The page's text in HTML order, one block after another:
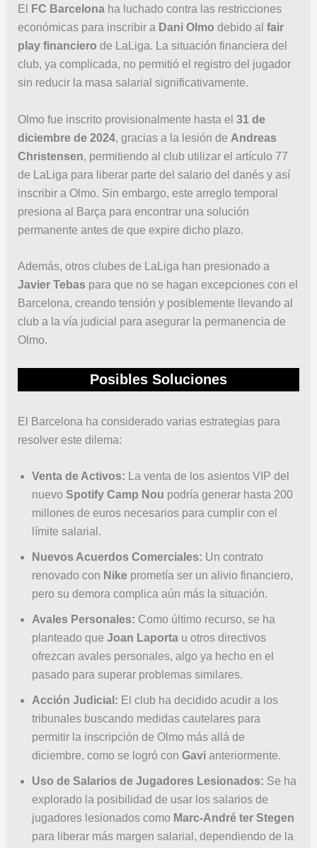
El FC Barcelonaha luchado contra las restricciones
económicas para inscribir a Dani Olmo debido al fair
play financiero de LaLiga. La situación financiera del
club, ya complicada, no permitió el registro del jugador
sin reducir la masa salarial significativamente.
Olmo fue inscrito provisionalmente hasta el 31 de
diciembre de 2024, gracias a la lesión de Andreas
Christensen, permitiendo al club utilizar el artículo 77
de LaLiga para liberar parte del salario del danés y así
inscribir a Olmo. Sin embargo, este arreglo temporal
presiona al Barça para encontrar una solución
permanente antes de que expire dicho plazo.
Además, otros clubes de LaLiga han presionado a
Javier Tebas para que no se hagan excepciones con el
Barcelona, creando tensión y posiblemente llevando al
club a la vía judicial para asegurar la permanencia de
Olmo.
Posibles Soluciones
El Barcelona ha considerado varias estrategias para
resolver este dilema:
Venta de Activos: La venta de los asientos VIP del
nuevo Spotify Camp Nou podría generar hasta 200
millones de euros necesarios para cumplir con el
límite salarial.
Nuevos Acuerdos Comerciales: Un contrato
renovado con Nikeprometía ser un alivio financiero,
pero su demora complica aún más la situación.
Avales Personales: Como último recurso, se ha
planteado que Joan Laportau otros directivos
ofrezcan avales personales, algo ya hecho en el
pasado para superar problemas similares.
Acción Judicial: El club ha decidido acudir a los
tribunales buscando medidas cautelares para
permitir la inscripción de Olmo más allá de
diciembre, como se logró con Gavianteriormente.
Uso de Salarios de Jugadores Lesionados: Se ha
explorado la posibilidad de usar los salarios de
jugadores lesionados como Marc-André ter Stegen
para liberar más margen salarial, dependiendo de la